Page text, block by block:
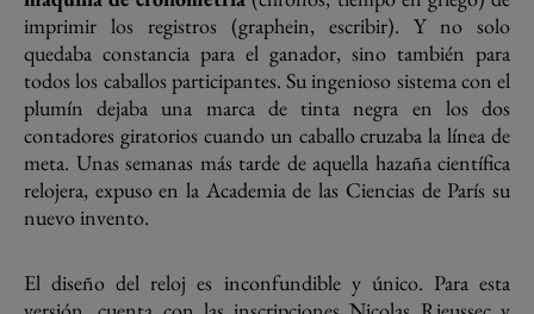
imprimir los registros (graphein, escribir). Y no solo
quedaba constancia para el ganador, sino también para
todos los caballos participantes. Su ingenioso sistema con el
plumín dejaba una marca de tinta negra en los dos
contadores giratorios cuando un caballo cruzaba la línea de
meta. Unas semanas más tarde de aquella hazaña científica
relojera, expuso en la Academia de las Ciencias de París su
nuevo invento.
El diseño del reloj es inconfundible y único. Para esta